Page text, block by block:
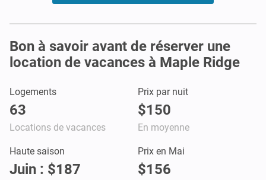
Bon à savoir avant de réserver une
location de vacances à Maple Ridge
Logements
63
Locations de vacances
Prix par nuit
$150
En moyenne
Haute saison
Juin : $187
Prix en Mai
$156